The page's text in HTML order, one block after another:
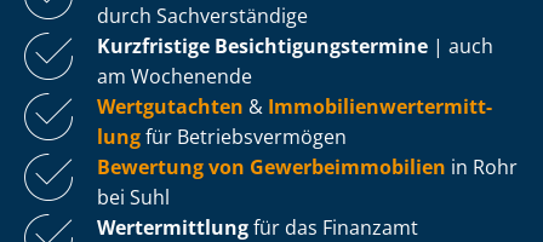
durch Sachverständige
Kurzfristige Be­sich­ti­gungs­ter­mi­ne | auch
am Wochenende
Wertgutachten & Im­mo­bi­li­en­wert­ermitt­
lungfür Be­triebs­ver­mö­gen
Bewertung von Ge­wer­be­im­mo­bi­li­en in Rohr
bei Suhl
Wertermittlungfür das Finanzamt